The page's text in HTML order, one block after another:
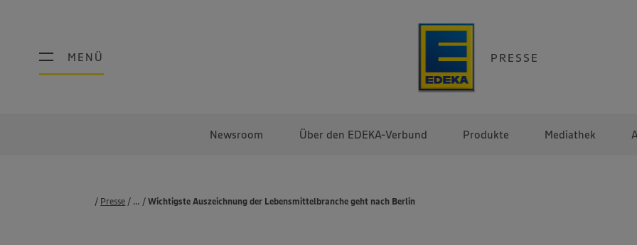
MENÜ PRESSE
MENÜ
Newsroom Über den EDEKA-Verbund Produkte Mediathek
Presse Pressemeldungen
Wichtigste Auszeichnung der Lebensmittelbranche geht nach Berlin
...